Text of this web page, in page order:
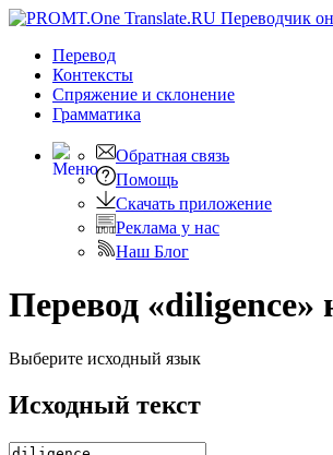
Перевод
Контексты
Спряжение и склонение
Грамматика
Обратная связь
Помощь
Скачать приложение
Реклама у нас
Наш Блог
Перевод «diligence»
Выберите исходный язык
Исходный текст